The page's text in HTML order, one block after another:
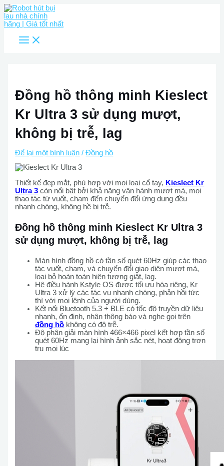
Nhảy
tới
nội
dung
Menu
Đồng hồ thông minh Kieslect
Kr Ultra 3 sử dụng mượt,
không bị trễ, lag
Để lại một bình luận /Đồng hồ
Thiết kế đẹp mắt, phù hợp với mọi loại cổ tay, Kieslect Kr
Ultra 3 còn nổi bật bởi khả năng vận hành mượt mà, mọi
thao tác từ vuốt, chạm đến chuyển đổi ứng dụng đều
nhanh chóng, không hề bị trễ.
Đồng hồ thông minh Kieslect Kr Ultra 3
sử dụng mượt, không bị trễ, lag
Màn hình đồng hồ có tần số quét 60Hz giúp các thao
tác vuốt, chạm, và chuyển đổi giao diện mượt mà,
loại bỏ hoàn toàn hiện tượng giật, lag.
Hệ điều hành Kstyle OS được tối ưu hóa riêng, Kr
Ultra 3 xử lý các tác vụ nhanh chóng, phản hồi tức
thì với mọi lệnh của người dùng.
Kết nối Bluetooth 5.3 + BLE có tốc độ truyền dữ liệu
nhanh, ổn định, nhận thông báo và nghe gọi trên
đồng hồ không có độ trễ.
Độ phân giải màn hình 466×466 pixel kết hợp tần số
quét 60Hz mang lại hình ảnh sắc nét, hoạt động trơn
tru mọi lúc